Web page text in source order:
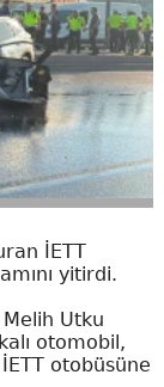
İETT
yitirdi.
Utku
otomobil,
otobüsüne